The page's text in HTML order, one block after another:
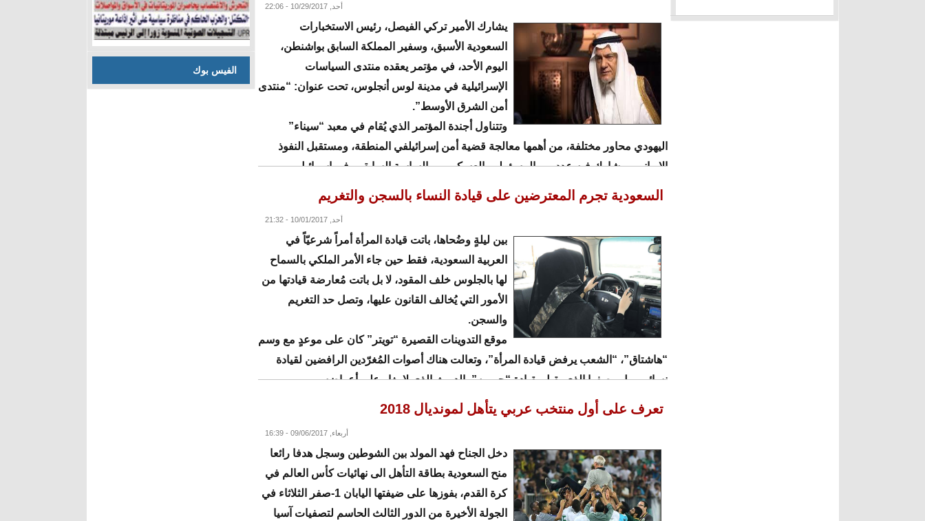
أحد, 10/29/2017 - 22:06
يشارك الأمير تركي الفيصل، رئيس الاستخبارات
السعودية الأسبق، وسفير المملكة السابق بواشنطن،
اليوم الأحد، في مؤتمر يعقده منتدى السياسات
الإسرائيلية في مدينة لوس أنجلوس، تحت عنوان: “منتدى
أمن الشرق الأوسط”.
وتتناول أجندة المؤتمر الذي يُقام في معبد “سيناء”
اليهودي محاور مختلفة، من أهمها معالجة قضية أمن إسرائيلفي المنطقة، ومستقبل النفوذ
الإيراني، ويشارك فيه عدد من المسؤولين العسكريين والساسة السابقين في إسرائيل.
السعودية تجرم المعترضين على قيادة النساء بالسجن والتغريم
أحد, 10/01/2017 - 21:32
بين ليلةٍ وضُحاها، باتت قيادة المرأة أمراً شرعيّاً في
العربية السعودية، فقط حين جاء الأمر الملكي بالسماح
لها بالجلوس خلف المقود، لا بل باتت مُعارضة قيادتها من
الأمور التي يُخالف القانون عليها، وتصل حد التغريم
والسجن.
موقع التدوينات القصيرة “تويتر” كان على موعدٍ مع وسم
“هاشتاق”، “الشعب يرفض قيادة المرأة”، وتعالت هناك أصوات المُغرّدين الرافضين لقيادة
نسائهم، بل وصفوا الذي يقبل بقيادة “حريمه” بالديوث الذي لا يغار على أعراضه.
تعرف على أول منتخب عربي يتأهل لمونديال 2018
أربعاء, 09/06/2017 - 16:39
دخل الجناح فهد المولد بين الشوطين وسجل هدفا رائعا
منح السعودية بطاقة التأهل الى نهائيات كأس العالم في
كرة القدم، بفوزها على ضيفتها اليابان 1-صفر الثلاثاء في
الجولة الأخيرة من الدور الثالث الحاسم لتصفيات آسيا
الفيس بوك